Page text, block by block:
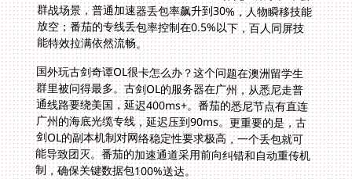
能特效拉满依然流畅。
国外玩古剑奇谭OL很卡怎么办？这个问题在澳洲留学生
群里被问得最多。古剑OL的服务器在广州，从悉尼走普
通线路要绕美国，延迟400ms+。番茄的悉尼节点有直连
广州的海底光缆专线，延迟压到90ms。更重要的是，古
剑OL的副本机制对网络稳定性要求极高，一个丢包就可
能导致团灭。番茄的加速通道采用前向纠错和自动重传机
制，确保关键数据包100%送达。